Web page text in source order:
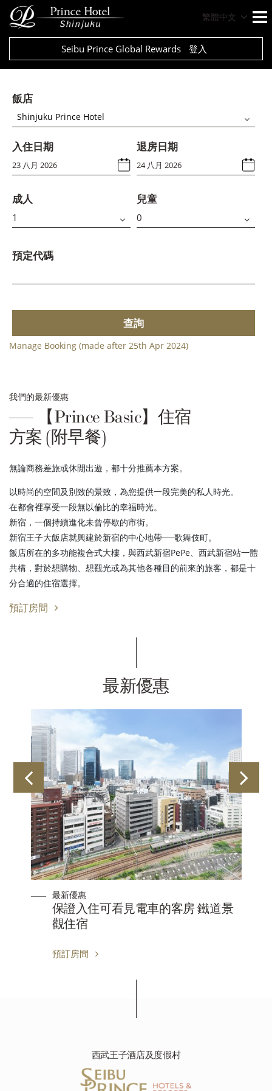
繁體中文
Seibu Prince Global Rewards 登入
飯店
Shinjuku Prince Hotel
入住日期 退房日期
成人 兒童
預定代碼
查詢
Manage Booking (made after 25th Apr 2024)
我們的最新優惠
【Prince Basic】住宿
方案 (附早餐)
無論商務差旅或休閒出遊，都十分推薦本方案。
以時尚的空間及別致的景致，為您提供一段完美的私人時光。
在都會裡享受一段無以倫比的幸福時光。
新宿，一個持續進化未曾停歇的市街。
新宿王子大飯店就興建於新宿的中心地帶──歌舞伎町。
飯店所在的多功能複合式大樓，與西武新宿PePe、西武新宿站一體
共構，對於想購物、想觀光或為其他各種目的前來的旅客，都是十
分合適的住宿選擇。
預訂房間
最新優惠
最新優惠
保證入住可看見電車的客房 鐵道景
觀住宿
預訂房間
西武王子酒店及度假村